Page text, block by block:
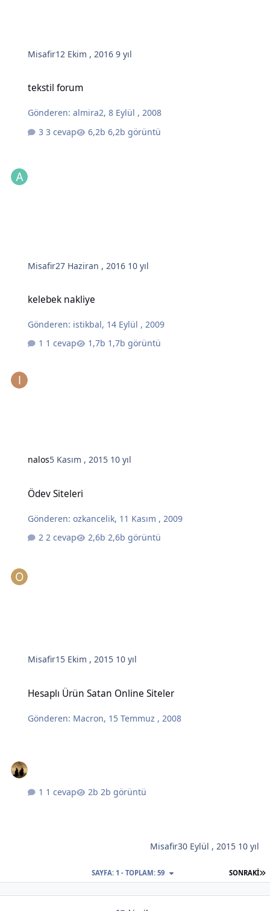
Misafir12 Ekim , 20169 yıl
tekstil forum
Gönderen:almira2,8 Eylül , 2008
3 cevap
6,2b görüntü
Misafir27 Haziran , 2016 10 yıl
kelebek nakliye
Gönderen: istikbal, 14 Eylül , 2009
1 cevap
1,7b görüntü
nalos5 Kasım , 2015 10 yıl
Ödev Siteleri
Gönderen:ozkancelik, 11 Kasım , 2009
2 cevap
2,6b görüntü
Misafir15 Ekim , 2015 10 yıl
Hesaplı Ürün Satan Online Siteler
Gönderen: Macron, 15 Temmuz , 2008
1 cevap 2b görüntü
Misafir30 Eylül , 2015 10 yıl
SONRAKI
SAYFA: 1 - TOPLAM: 59